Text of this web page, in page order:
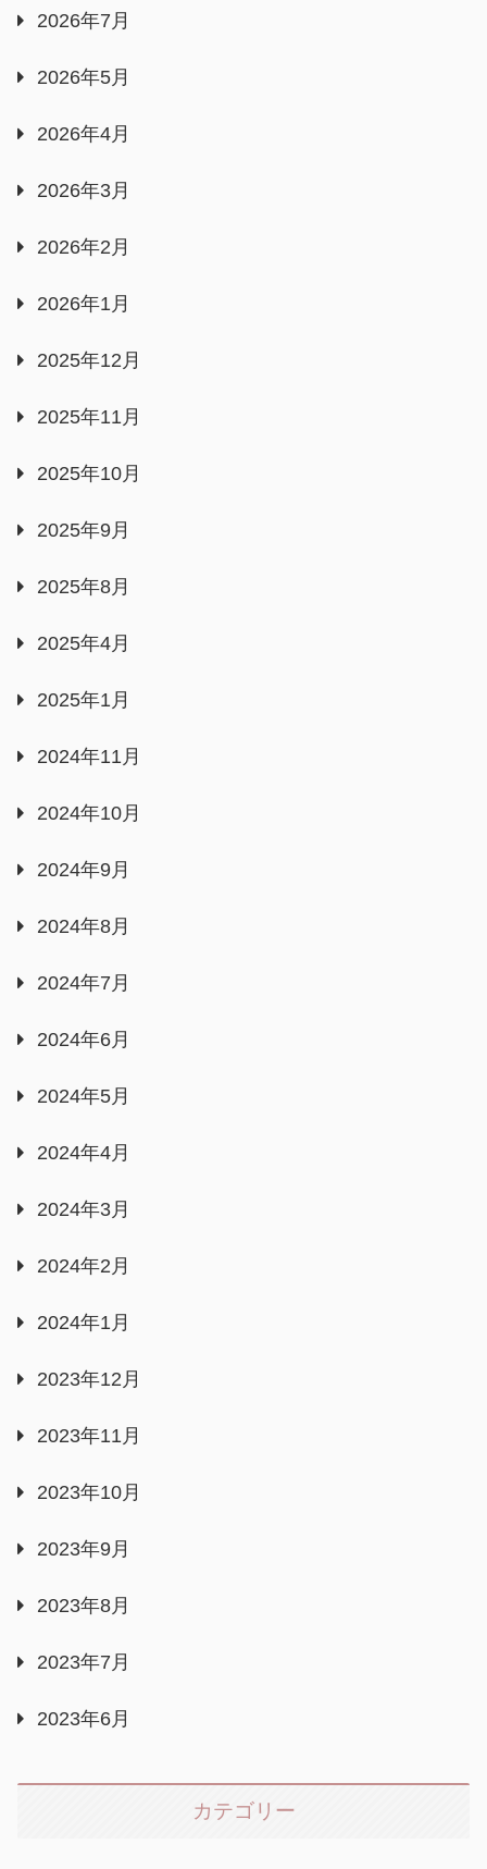
2026年7月
2026年5月
2026年4月
2026年3月
2026年2月
2026年1月
2025年12月
2025年11月
2025年10月
2025年9月
2025年8月
2025年4月
2025年1月
2024年11月
2024年10月
2024年9月
2024年8月
2024年7月
2024年6月
2024年5月
2024年4月
2024年3月
2024年2月
2024年1月
2023年12月
2023年11月
2023年10月
2023年9月
2023年8月
2023年7月
2023年6月
カテゴリー